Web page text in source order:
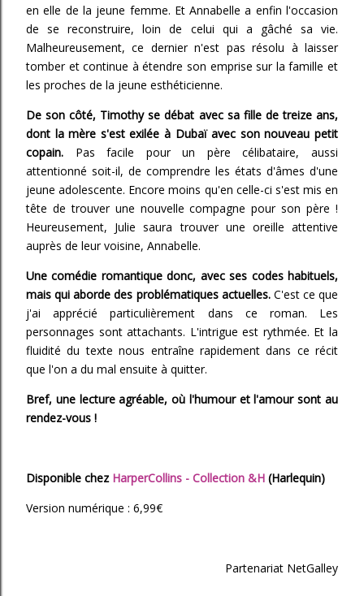
en elle de la jeune femme. Et Annabelle a enfin l'occasion
de se reconstruire, loin de celui qui a gâché sa vie.
Malheureusement, ce dernier n'est pas résolu à laisser
tomber et continue à étendre son emprise sur la famille et
les proches de la jeune esthéticienne.
De son côté, Timothy se débat avec sa fille de treize ans,
dont la mère s'est exilée à Dubaï avec son nouveau petit
copain. Pas facile pour un père célibataire, aussi
attentionné soit-il, de comprendre les états d'âmes d'une
jeune adolescente. Encore moins qu'en celle-ci s'est mis en
tête de trouver une nouvelle compagne pour son père !
Heureusement, Julie saura trouver une oreille attentive
auprès de leur voisine, Annabelle.
Une comédie romantique donc, avec ses codes habituels,
mais qui aborde des problématiques actuelles. C'est ce que
j'ai apprécié particulièrement dans ce roman. Les
personnages sont attachants. L'intrigue est rythmée. Et la
fluidité du texte nous entraîne rapidement dans ce récit
que l'on a du mal ensuite à quitter.
Bref, une lecture agréable, où l'humour et l'amour sont au
rendez-vous !
Disponible chez HarperCollins - Collection &H (Harlequin)
Version numérique : 6,99€
Partenariat NetGalley